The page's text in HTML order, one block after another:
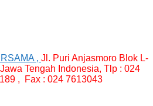
, Jl. Puri Anjasmoro Blok L-
Tengah Indonesia, Tlp : 024
, Fax : 024 7613043